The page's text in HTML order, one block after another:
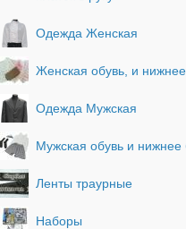
Одежда Женская
Женская обувь, и
Одежда Мужская
Мужская обувь и нижнее
Ленты траурные
Наборы